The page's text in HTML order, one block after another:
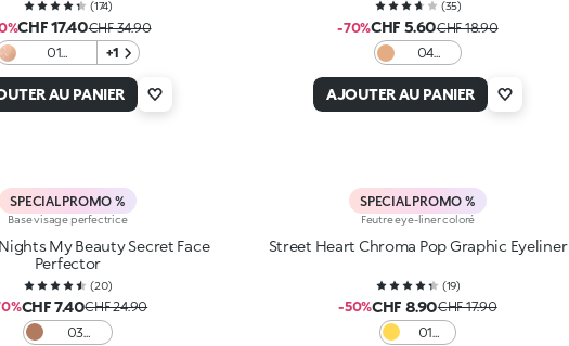
(174)
CHF 17.40CHF 34.90
01
+1
AU PANIER
(35)
-70%CHF 5.60CHF 18.90
04
AJOUTER AU PANIER
SPECIAL PROMO %
Base visage perfectrice
My Beauty Secret Face
Perfector
(20)
CHF 7.40CHF 24.90
03
SPECIAL PROMO %
Feutre eye-liner coloré
Street Heart Chroma Pop Graphic Eyeliner
(19)
-50%CHF 8.90CHF 17.90
01